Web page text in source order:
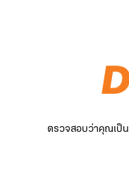
ตรวจสอบว่าคุณเป็